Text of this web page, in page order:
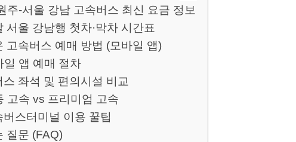
주-서울 강남 고속버스 최신 요금 정보
서울 강남행 첫차·막차 시간표
고속버스 예매 방법 (모바일 앱)
일 앱 예매 절차
스 좌석 및 편의시설 비교
고속 vs 프리미엄 고속
버스터미널 이용 꿀팁
질문 (FAQ)